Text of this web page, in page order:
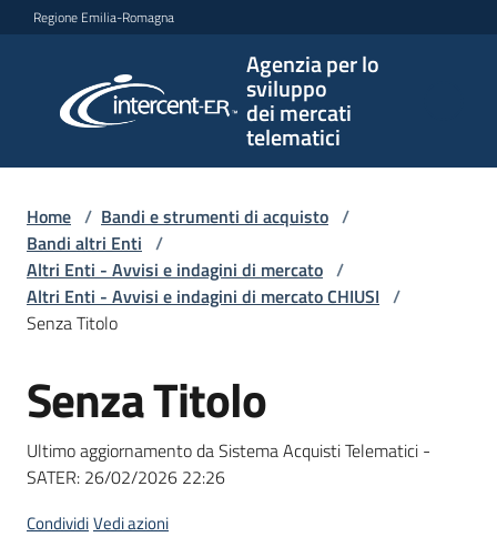
Vai al contenuto
Vai alla navigazione
Vai al footer
Regione Emilia-Romagna
Agenzia per lo
sviluppo
dei mercati
telematici
per lo
sviluppo
telematici
L'Agenzia
Bandi
strumenti
di
acquisto
Home / Bandi e strumenti di acquisto /
Bandi altri Enti /
Altri Enti - Avvisi e indagini di mercato /
Altri Enti - Avvisi e indagini di mercato CHIUSI /
Senza Titolo
Salta al contenuto
Senza Titolo
Ultimo aggiornamento da Sistema Acquisti Telematici -
SATER: 26/02/2026 22:26
CondividiVedi azioni